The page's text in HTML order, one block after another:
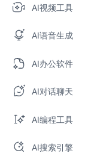
AI视频工具
AI语音生成
AI办公软件
AI对话聊天
AI编程工具
AI搜索引擎